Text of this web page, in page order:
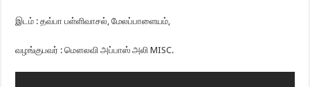
இடம் : தவ்பா பள்ளிவாசல், மேலப்பாளையம்,
வழங்குபவர் : மௌலவி அப்பாஸ் அலி MISC.